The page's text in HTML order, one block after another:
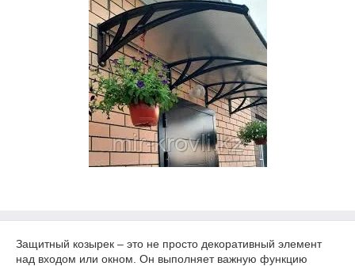
Защитный козырек – это не просто декоративный элемент
над входом или окном. Он выполняет важную функцию